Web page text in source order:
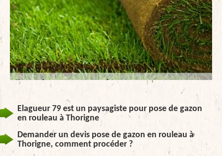
Elagueur 79 est un paysagiste pour pose de gazon
en rouleau à Thorigne
Demander un devis pose de gazon en rouleau à
Thorigne, comment procéder ?